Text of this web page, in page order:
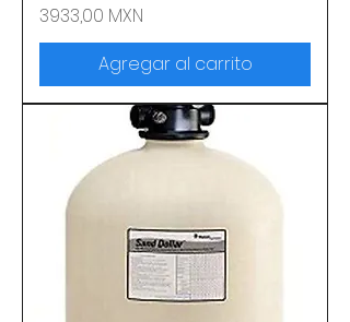
Precio
3933,00 MXN
Agregar al carrito